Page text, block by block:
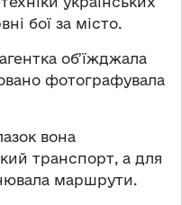
бої за місто.
об’їжджала
фотографувала
вона
транспорт, а для
маршрути.